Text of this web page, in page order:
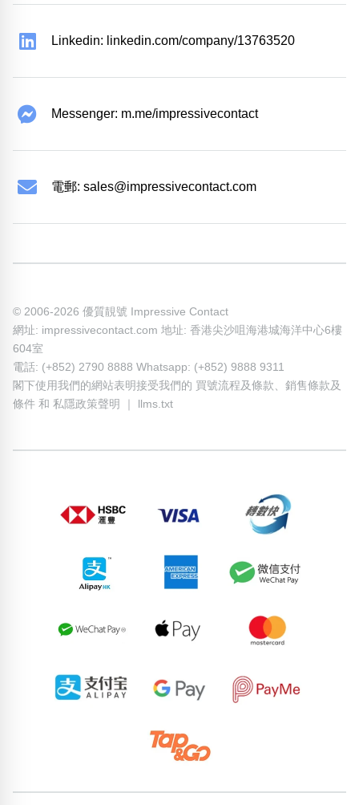
Linkedin: linkedin.com/company/13763520
Messenger: m.me/impressivecontact
電郵: sales@impressivecontact.com
© 2006-2026 優質靚號 Impressive Contact
網址: impressivecontact.com 地址: 香港尖沙咀海港城海洋中心6樓
604室
電話: (+852) 2790 8888 Whatsapp: (+852) 9888 9311
閣下使用我們的網站表明接受我們的 買號流程及條款、 銷售條款及
條件 和 私隱政策聲明 llms.txt